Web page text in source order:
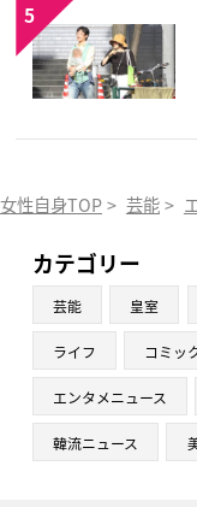
5
女性自身TOP > 芸能 >
カテゴリー
芸能 皇室
ライフ コミッ
エンタメニュース
韓流ニュース